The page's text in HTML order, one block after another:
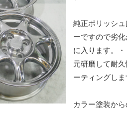
純正ポリッシ
ーですので劣
に入ります。
元研磨して耐
ーティングしま
カラー塗装か